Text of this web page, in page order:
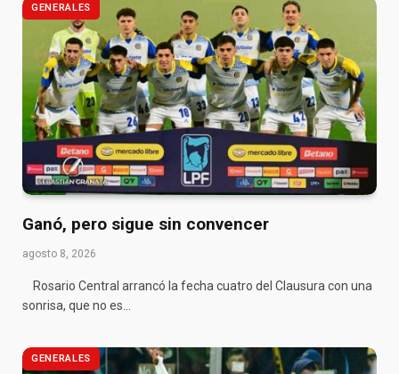
GENERALES
Ganó, pero sigue sin convencer
agosto 8, 2026
Rosario Central arrancó la fecha cuatro del Clausura con una
sonrisa, que no es…
GENERALES